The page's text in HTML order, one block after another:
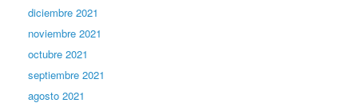
diciembre 2021
noviembre 2021
octubre 2021
septiembre 2021
agosto 2021